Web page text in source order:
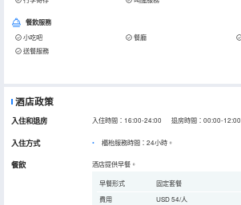
餐飲服務
小吃吧 餐廳
送餐服務
酒店政策
入住和退房 入住時間：16:00-24:00 退房時間：00:00-12:00
入住方式 櫃枱服務時間：24小時。
餐飲 酒店提供早餐。
早餐形式
固定套餐
費用
USD 54/人